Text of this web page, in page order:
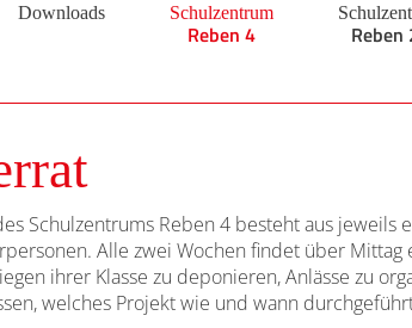
Downloads Schulzentrum
Reben 4 Reben
Schulzentrums Reben 4 besteht aus
Alle zwei Wochen findet über
ihrer Klasse zu deponieren, Anlässe zu
welches Projekt wie und wann